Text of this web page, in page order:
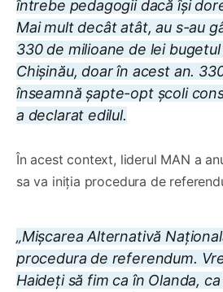
întrebe pedagogii dacă își
Mai mult decât atât, au s-au
330 de milioane de lei
Chișinău, doar în acest an.
înseamnă șapte-opt școli
a declarat edilul.
În acest context, liderul MAN a
sa va iniția procedura de
„Mișcarea Alternativă
procedura de referendum.
Haideți să fim ca în Olanda,